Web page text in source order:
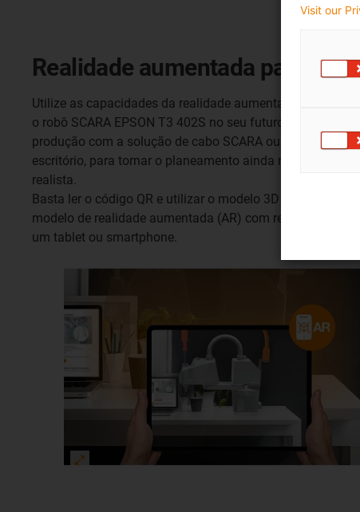
Realidade aumentada para a
Utilize as capacidades da realidade aumentada e projete
o robô SCARA EPSON T3 402S no seu futuro local de
produção com a solução de cabo SCARA ou apenas no
escritório, para tornar o planeamento ainda mais
realista.
Basta ler o código QR e utilizar o modelo 3D ou o
modelo de realidade aumentada (AR) com recursos a
um tablet ou smartphone.
Visit our